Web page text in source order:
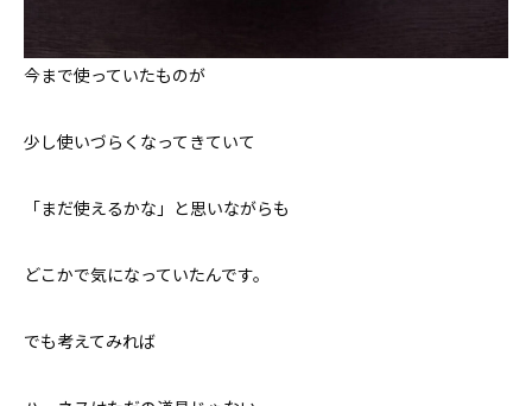
今まで使っていたものが
少し使いづらくなってきていて
「まだ使えるかな」と思いながらも
どこかで気になっていたんです。
でも考えてみれば